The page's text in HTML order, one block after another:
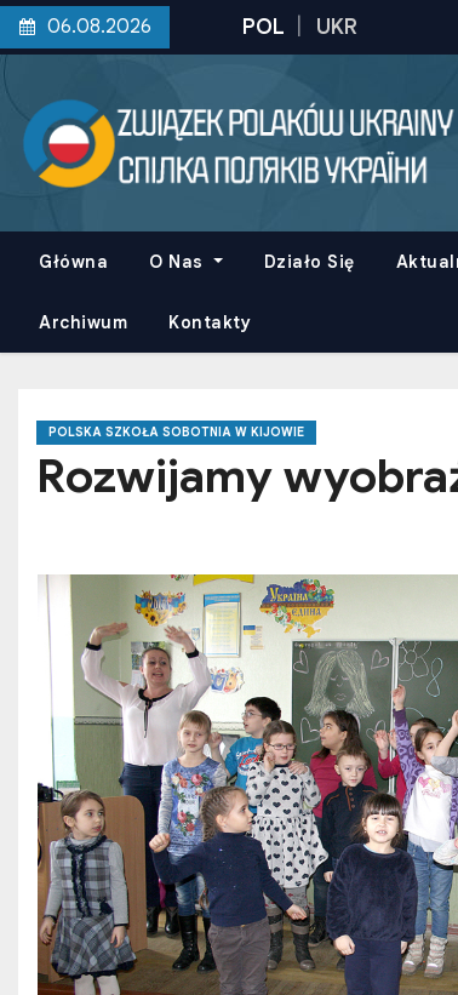
k
e
06.08.2026
Główna O Nas Działo Się
Archiwum Kontakty
POLSKA SZKOŁA SOBOTNIA W KIJOWIE
Rozwijamy